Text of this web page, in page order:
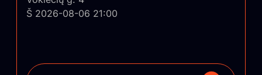
Š 2026-08-06 21:00